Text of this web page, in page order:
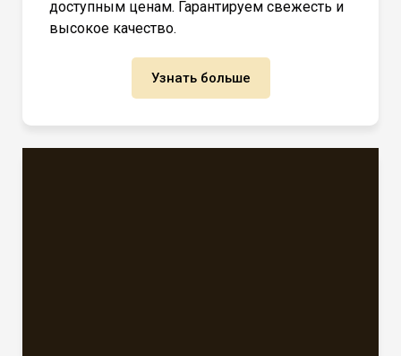
доступным ценам. Гарантируем свежесть и
высокое качество.
Узнать больше